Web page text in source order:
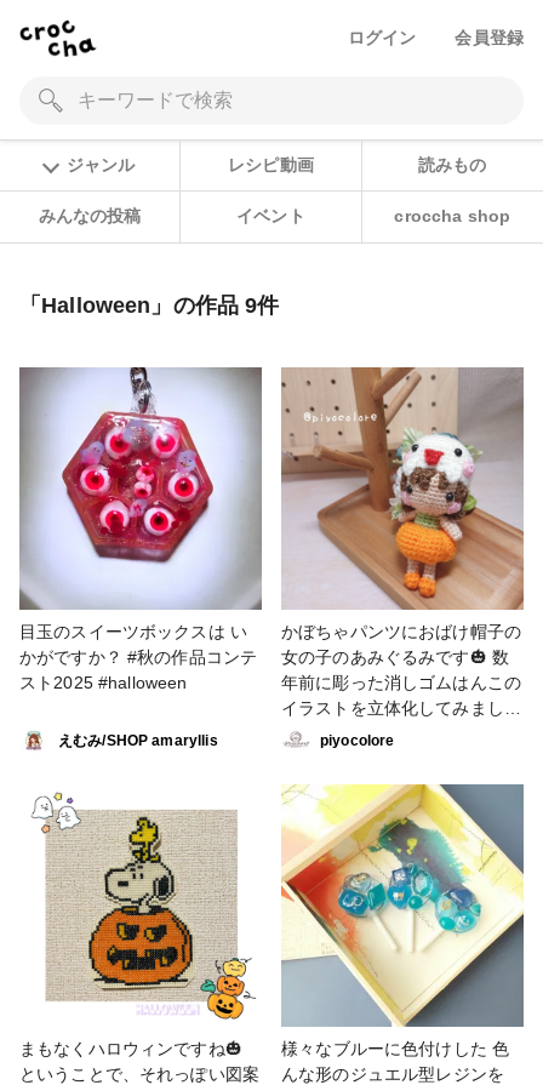
ログイン 会員登録
ジャンル レシピ動画 読みもの
みんなの投稿 イベント croccha shop
「Halloween」の作品 9件
目玉のスイーツボックスは い
かがですか？ #秋の作品コンテ
スト2025 #halloween
えむみ/SHOP amaryllis
かぼちゃパンツにおばけ帽子の
女の子のあみぐるみです🎃 数
年前に彫った消しゴムはんこの
イラストを立体化してみました
💡 （実は、消しゴムはんこの
をリースにするか、キーホルダ
ーにするか考え中です✨️ #秋の
作品コンテスト2024 #あみぐ
るみ #ハロウィン
#Halloween #かぼちゃ #お
ばけ #人型 #オリジナルイ
ラスト #かぎ針編み
piyocolore
まもなくハロウィンですね🎃
ということで、それっぽい図案
⁡様々なブルーに色付けした⁡ 色
んな形の⁡ジュエル型レジンを⁡ ⁡